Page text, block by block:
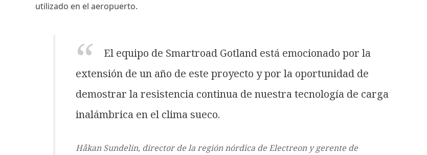
utilizado en el aeropuerto.
El equipo de Smartroad Gotland está emocionado por la
extensión de un año de este proyecto y por la oportunidad de
demostrar la resistencia continua de nuestra tecnología de carga
inalámbrica en el clima sueco.
Håkan Sundelin, director de la región nórdica de Electreon y gerente de